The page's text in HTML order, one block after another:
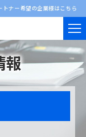
トナー希望の企業様はこちら
報